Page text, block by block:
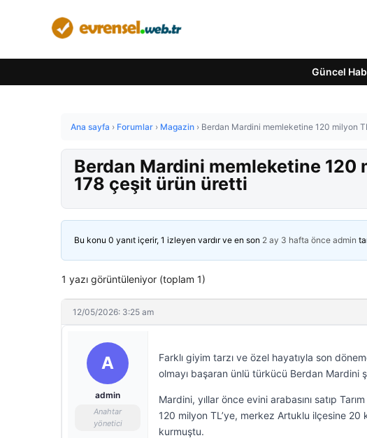
Güncel
Ana sayfa › Forumlar › Magazin › Berdan Mardini memleketine 120 milyon
Berdan Mardini memleketine 120
178 çeşit ürün üretti
Bu konu 0 yanıt içerir, 1 izleyen vardır ve en son 2 ay 3 hafta önce admin
1 yazı görüntüleniyor (toplam 1)
12/05/2026: 3:25 am
A
admin
Anahtar
yönetici
Farklı giyim tarzı ve özel hayatıyla son
olmayı başaran ünlü türkücü Berdan
Mardini, yıllar önce evini arabasını satıp
120 milyon TL’ye, merkez Artuklu ilçesine 20
kurmuştu.